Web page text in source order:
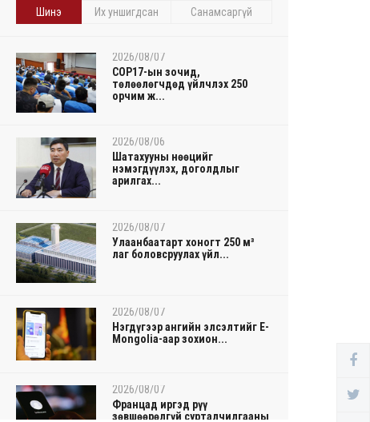
Шинэ Их уншигдсан Санамсаргүй
2026/08/07
COP17-ын зочид,
төлөөлөгчдөд үйлчлэх 250
орчим ж...
2026/08/06
Шатахууны нөөцийг
нэмэгдүүлэх, доголдлыг
арилгах...
2026/08/07
Улаанбаатарт хоногт 250 м³
лаг боловсруулах үйл...
2026/08/07
Нэгдүгээр ангийн элсэлтийг E-
Mongolia-аар зохион...
2026/08/07
Францад иргэд рүү
зөвшөөрөлгүй сурталчилгааны